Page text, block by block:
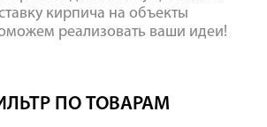
кирпича на объекты
реализовать ваши идеи!
ПО ТОВАРАМ